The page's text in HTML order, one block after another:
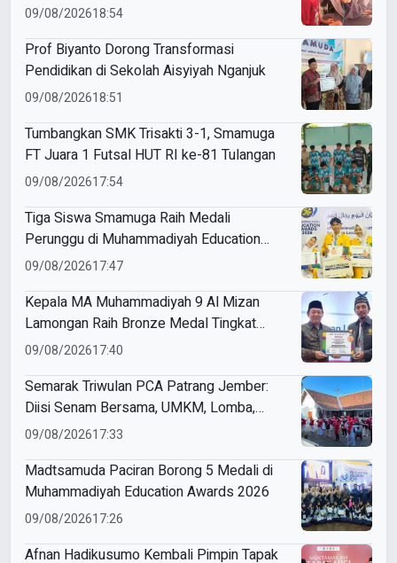
09/08/202618:54
Prof Biyanto Dorong Transformasi
Pendidikan di Sekolah Aisyiyah Nganjuk
09/08/202618:51
Tumbangkan SMK Trisakti 3-1, Smamuga
FT Juara 1 Futsal HUT RI ke-81 Tulangan
09/08/202617:54
Tiga Siswa Smamuga Raih Medali
Perunggu di Muhammadiyah Education
Awards 2026
09/08/202617:47
Kepala MA Muhammadiyah 9 Al Mizan
Lamongan Raih Bronze Medal Tingkat
Jawa Timur pada ME Awards 2026
09/08/202617:40
Semarak Triwulan PCA Patrang Jember:
Diisi Senam Bersama, UMKM, Lomba,
Pemeriksaan Kesehatan, hingga
09/08/202617:33
Madtsamuda Paciran Borong 5 Medali di
Muhammadiyah Education Awards 2026
09/08/202617:26
Afnan Hadikusumo Kembali Pimpin Tapak